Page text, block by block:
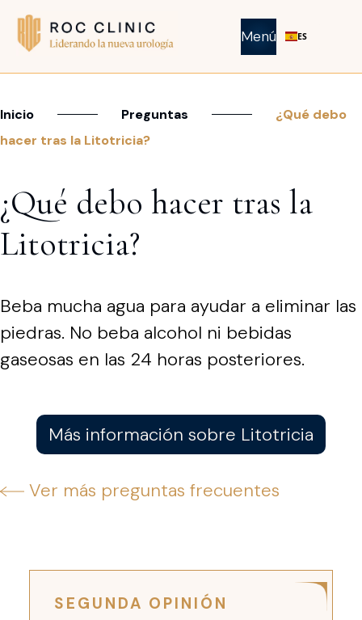
Menú ES
Inicio Preguntas
¿Qué debo
hacer tras la Litotricia?
¿Qué debo hacer tras la
Litotricia?
Beba mucha agua para ayudar a eliminar las
piedras. No beba alcohol ni bebidas
gaseosas en las 24 horas posteriores.
Más información sobre Litotricia
Ver más preguntas frecuentes
SEGUNDA OPINIÓN